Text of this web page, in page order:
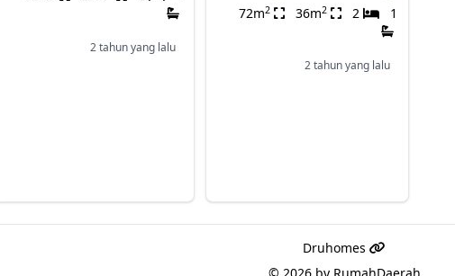
2 tahun yang lalu
72m2 36m2 2 1
2 tahun yang lalu
Druhomes